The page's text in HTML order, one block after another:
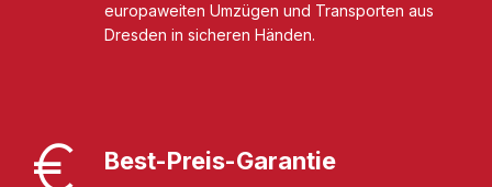
europaweiten Umzügen und Transporten aus
Dresden in sicheren Händen.
Best-Preis-Garantie